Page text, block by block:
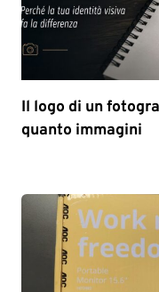
Il logo di un
quanto immagini